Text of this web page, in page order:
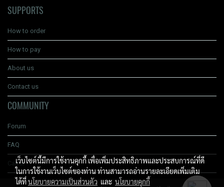
SUPPORTS
How to order
How to pay
About us
Contact us
COMMUNITY
Forum
FAQ
Carrer
เว็บไซต์นี้มีการใช้งานคุกกี้ เพื่อเพิ่มประสิทธิภาพและประสบการณ์ที่ดี
ในการใช้งานเว็บไซต์ของท่าน ท่านสามารถอ่านรายละเอียดเพิ่มเติม
ได้ที่นโยบายความเป็นส่วนตัว และ นโยบายคุกกี้